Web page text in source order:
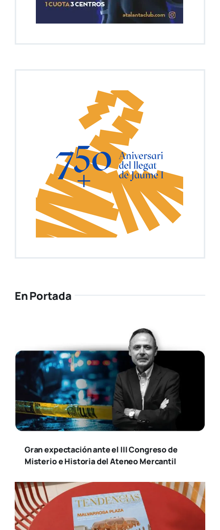
En Portada
Gran expectación ante el III Congreso de
Misterio e Historia del Ateneo Mercantil